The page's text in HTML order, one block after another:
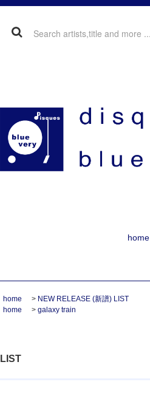
home
home > NEW RELEASE (新譜) LIST
home
> galaxy train
LIST